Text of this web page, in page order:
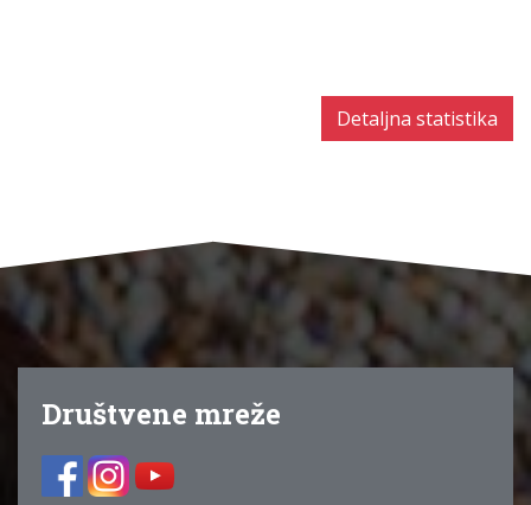
Detaljna statistika
Društvene mreže